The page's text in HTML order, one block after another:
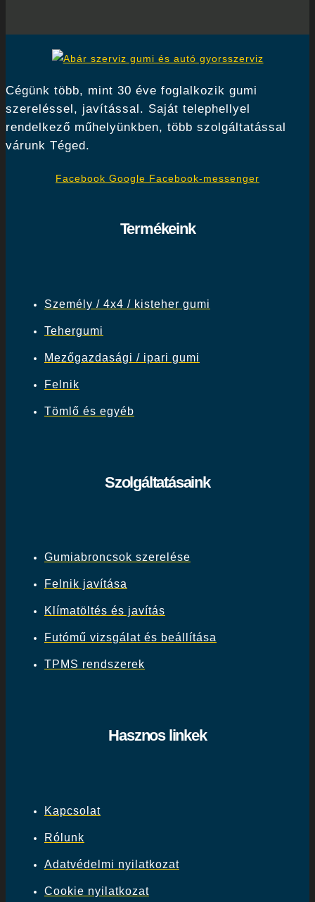
Cégünk több, mint 30 éve foglalkozik gumi
szereléssel, javítással. Saját telephellyel
rendelkező műhelyünkben, több szolgáltatással
várunk Téged.
Facebook Google Facebook-messenger
Termékeink
Személy / 4x4 / kisteher gumi
Tehergumi
Mezőgazdasági / ipari gumi
Felnik
Tömlő és egyéb
Szolgáltatásaink
Gumiabroncsok szerelése
Felnik javítása
Klímatöltés és javítás
Futómű vizsgálat és beállítása
TPMS rendszerek
Hasznos linkek
Kapcsolat
Rólunk
Adatvédelmi nyilatkozat
Cookie nyilatkozat